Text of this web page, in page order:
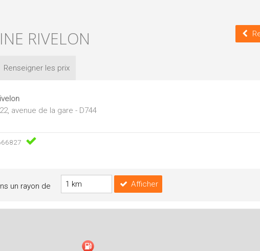
RIVELON
Renseigner les prix
avenue de la gare - D744
un rayon de Afficher